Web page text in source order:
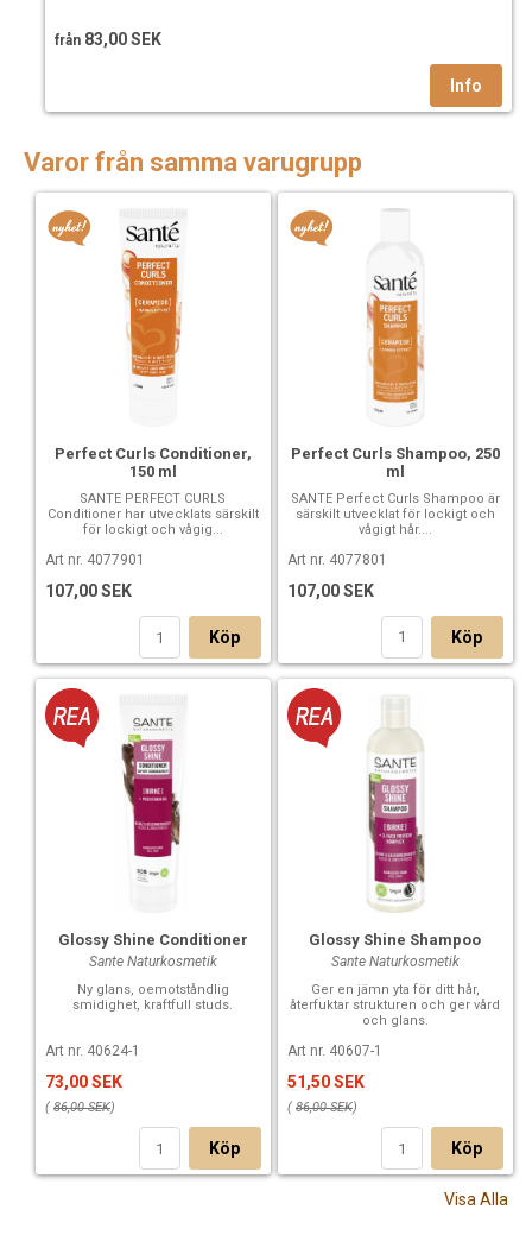
från 83,00 SEK
Varor från samma varugrupp
Perfect Curls Conditioner,
150 ml
SANTE PERFECT CURLS
Conditioner har utvecklats särskilt
för lockigt och vågig...
Art nr. 4077901
107,00 SEK
Köp
Perfect Curls Shampoo, 250
ml
SANTE Perfect Curls Shampoo är
särskilt utvecklat för lockigt och
vågigt hår....
Art nr. 4077801
107,00 SEK
Köp
Glossy Shine Conditioner
Sante Naturkosmetik
Ny glans, oemotståndlig
smidighet, kraftfull studs.
Art nr. 40624-1
73,00 SEK
( 86,00 SEK)
Köp
Glossy Shine Shampoo
Sante Naturkosmetik
Ger en jämn yta för ditt hår,
återfuktar strukturen och ger vård
och glans.
Art nr. 40607-1
51,50 SEK
( 86,00 SEK)
Köp
Visa Alla